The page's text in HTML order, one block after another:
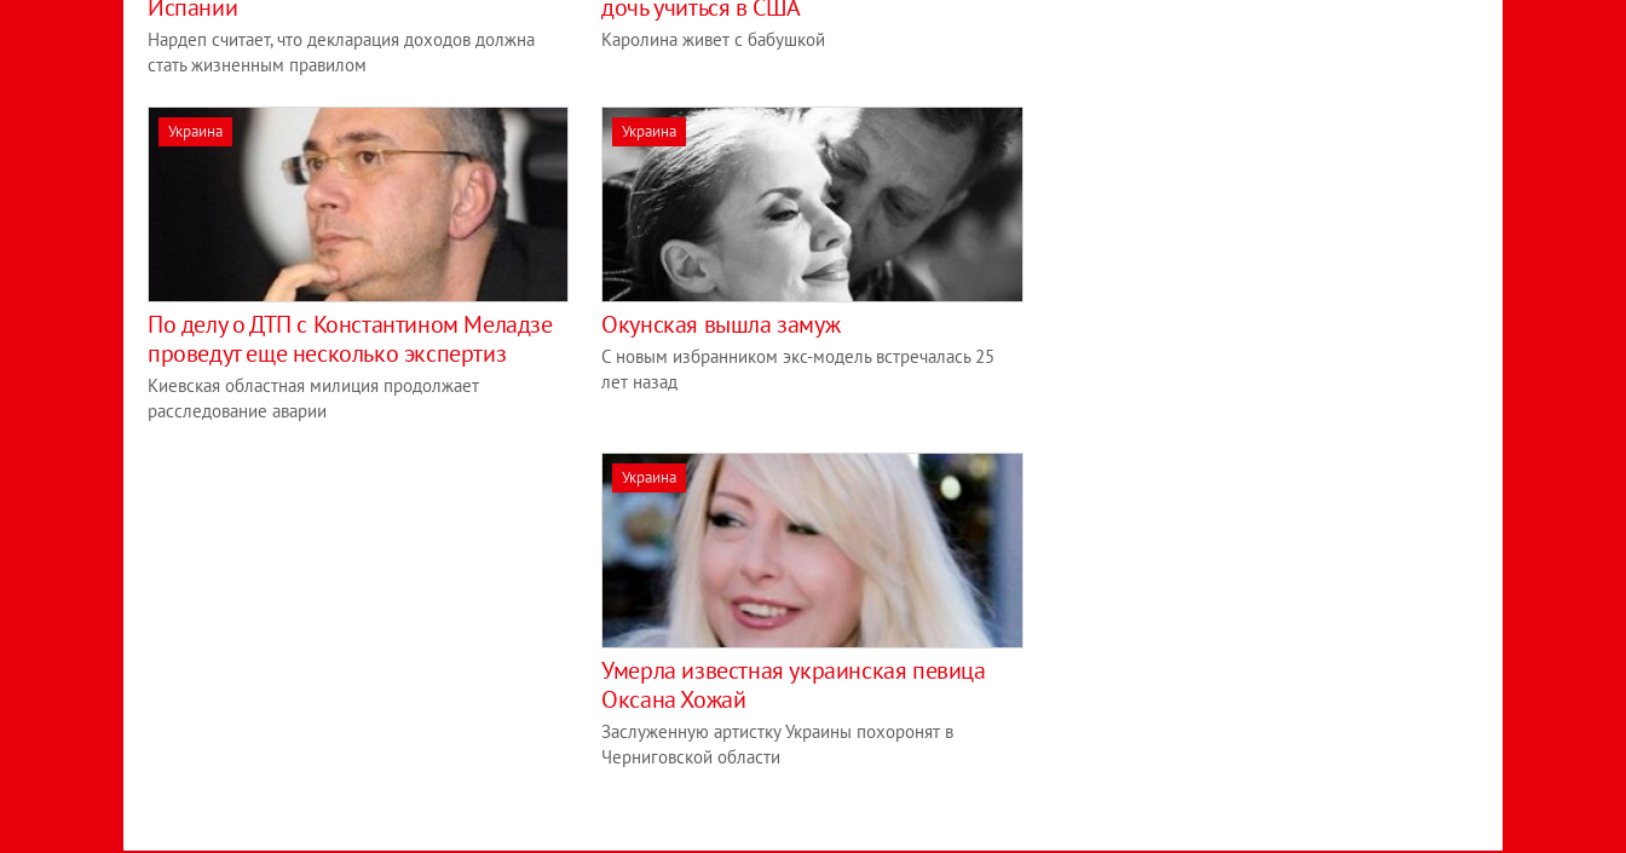
Испании
Нардеп считает, что декларация доходов должна
стать жизненным правилом
дочь учиться в США
Каролина живет с бабушкой
Украина
По делу о ДТП с Константином Меладзе
проведут еще несколько экспертиз
Киевская областная милиция продолжает
расследование аварии
Украина
Окунская вышла замуж
С новым избранником экс-модель встречалась 25
лет назад
Украина
Умерла известная украинская певица
Оксана Хожай
Заслуженную артистку Украины похоронят в
Черниговской области